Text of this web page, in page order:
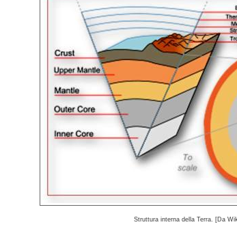
Struttura interna della Terra. [Da